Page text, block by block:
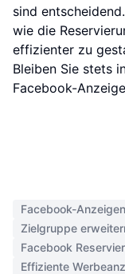
sind
wie die
effizienter zu
Bleiben Sie stets
Facebook-
Facebook-Anzeigen
Zielgruppe
Facebook
Effiziente